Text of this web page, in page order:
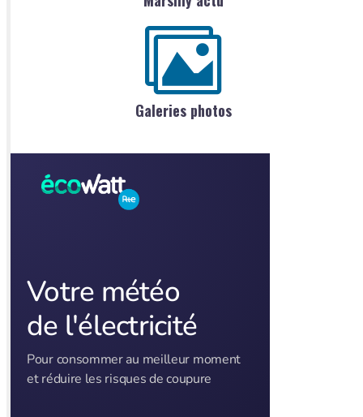
Galeries photos